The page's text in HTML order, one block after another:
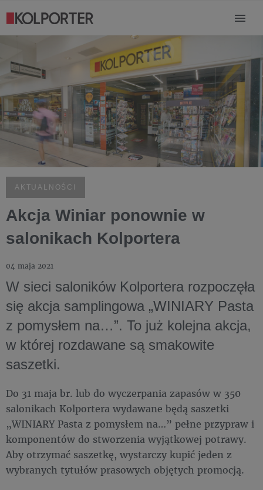
AKTUALNOŚCI
Akcja Winiar ponownie w
salonikach Kolportera
04 maja 2021
W sieci saloników Kolportera rozpoczęła
się akcja samplingowa „WINIARY Pasta
z pomysłem na…”. To już kolejna akcja,
w której rozdawane są smakowite
saszetki.
Do 31 maja br. lub do wyczerpania zapasów w 350
salonikach Kolportera wydawane będą saszetki
„WINIARY Pasta z pomysłem na…” pełne przypraw i
komponentów do stworzenia wyjątkowej potrawy.
Aby otrzymać saszetkę, wystarczy kupić jeden z
wybranych tytułów prasowych objętych promocją.